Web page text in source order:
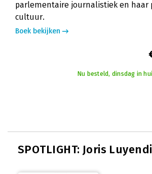
parlementaire journalistiek en haar
cultuur.
Boek bekijken
Nu besteld, dinsdag in
SPOTLIGHT: Joris